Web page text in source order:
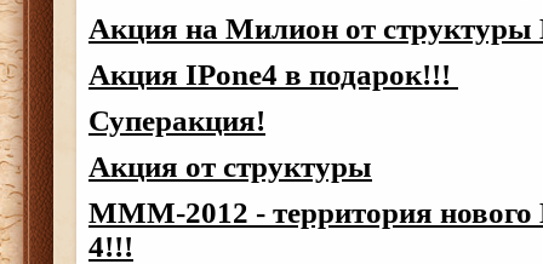
Акция на Милион от
Акция IPone4 в подарок!!!
Суперакция!
Акция от структуры
МММ-2012 - территория нового
4!!!